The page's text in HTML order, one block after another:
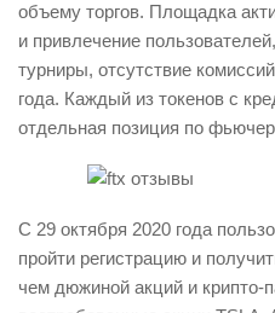
объему торгов. Площадка
и привлечение
турниры, отсутствие
года. Каждый из токенов с
отдельная позиция по
С 29 октября 2020 года
пройти регистрацию и
чем дюжиной акций и крипто-